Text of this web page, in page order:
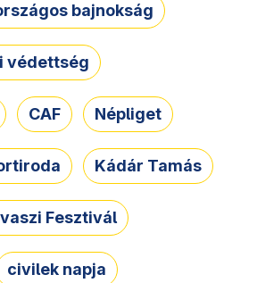
bajnokság
védettség
CAF Népliget
Kádár Tamás
Fesztivál
civilek napja